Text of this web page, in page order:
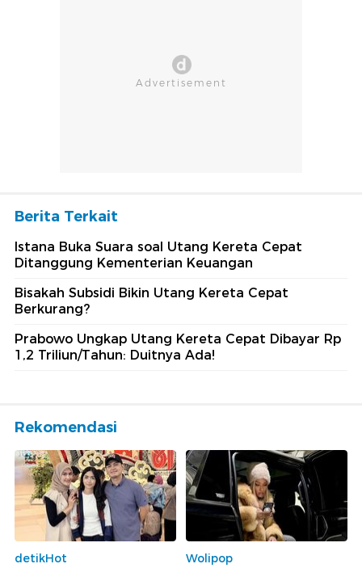
Berita Terkait
Istana Buka Suara soal Utang Kereta Cepat
Ditanggung Kementerian Keuangan
Bisakah Subsidi Bikin Utang Kereta Cepat
Berkurang?
Prabowo Ungkap Utang Kereta Cepat Dibayar Rp
1,2 Triliun/Tahun: Duitnya Ada!
Rekomendasi
detikHot
Wolipop